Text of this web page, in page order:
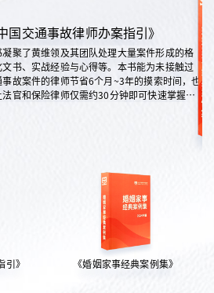
国交通事故律师办案指引》
凝聚了黄维领及其团队处理大量案件形成的格
文书、实战经验与心得等。本书能为未接触过
事故案件的律师节省6个月~3年的摸索时间，也
法官和保险律师仅需约30分钟即可快速掌握案
引》 《婚姻家事经典案例集》